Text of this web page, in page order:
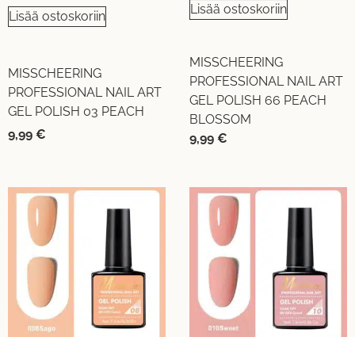
Lisää ostoskoriin
MISSCHEERING
PROFESSIONAL NAIL ART
GEL POLISH 03 PEACH
9,99 €
Lisää ostoskoriin
MISSCHEERING
PROFESSIONAL NAIL ART
GEL POLISH 66 PEACH
BLOSSOM
9,99 €